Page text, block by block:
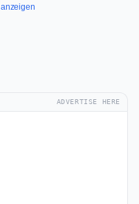
anzeigen
ADVERTISE HERE